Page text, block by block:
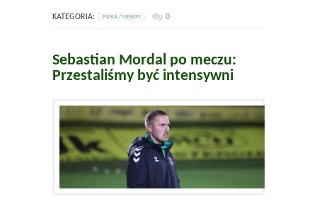
KATEGORIA: PILKA / NEWSY 0
Sebastian Mordal po meczu:
Przestaliśmy być intensywni